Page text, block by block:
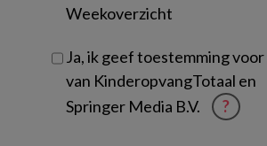
Weekoverzicht
Ja, ik geef toestemming voor
van KinderopvangTotaal en
Springer Media B.V.
?